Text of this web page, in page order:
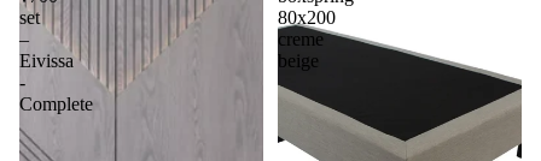
set
–
Eivissa
-
Complete
80x200
creme
beige